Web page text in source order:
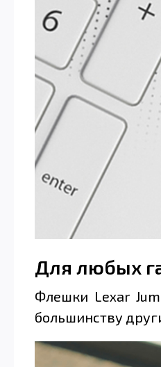
Для любых
Флешки Lexar
большинству